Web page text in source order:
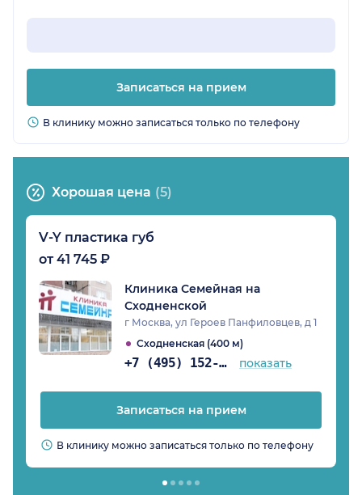
Записаться на прием
В клинику можно записаться только по телефону
Хорошая цена (5)
V-Y пластика губ
от 41 745 ₽
Клиника Семейная на
Сходненской
г Москва, ул Героев Панфиловцев, д 1
Сходненская (400 м)
+7 (495) 152-14-78 показать
Записаться на прием
В клинику можно записаться только по телефону